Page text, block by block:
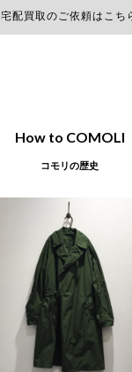
2026年8月買取
カインドオル明石
2026年8月買取
ットン レイヤードT
E03-05021を買取致
2026年8月買取
カインドオル渋谷神
ールTシャツを買取
宅配買取のご依頼はこち
How to COMOLI
コモリの歴史